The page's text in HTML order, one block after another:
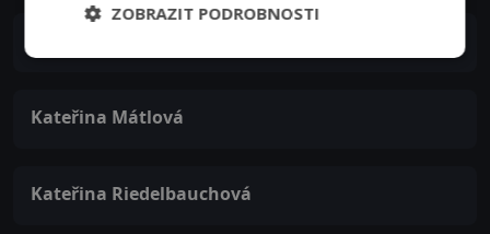
Kateřina Mátlová
Kateřina Riedelbauchová
ZOBRAZIT PODROBNOSTI